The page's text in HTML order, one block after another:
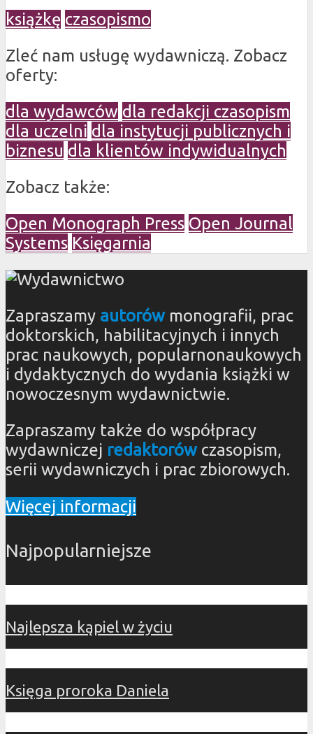
książkę czasopismo
Zleć nam usługę wydawniczą. Zobacz
oferty:
dla wydawców dla redakcji czasopism
dla uczelni dla instytucji publicznych i
biznesu dla klientów indywidualnych
Zobacz także:
Open Monograph Press Open Journal
Systems Księgarnia
Zapraszamy autorówmonografii, prac
doktorskich, habilitacyjnych i innych
prac naukowych, popularnonaukowych
i dydaktycznych do wydania książki w
nowoczesnym wydawnictwie.
Zapraszamy także do współpracy
wydawniczej redaktorówczasopism,
serii wydawniczych i prac zbiorowych.
Więcej informacji
Najpopularniejsze
Najlepsza kąpiel w życiu
Księga proroka Daniela